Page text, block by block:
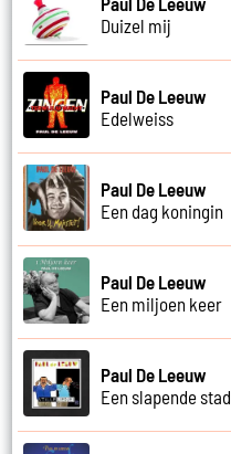
Duizel mij
Paul De Leeuw
Edelweiss
Paul De Leeuw
Een dag koningin
Paul De Leeuw
Een miljoen keer
Paul De Leeuw
Een slapende stad